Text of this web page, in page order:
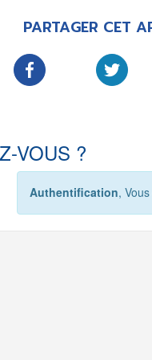
PARTAGER CET
VOUS ?
Authentification,